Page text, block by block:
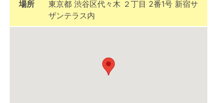
場所
東京都 渋谷区代々木 ２丁目 2番1号 新宿サ
ザンテラス内